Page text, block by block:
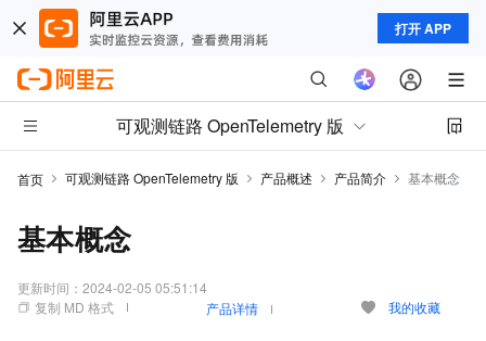
打开 APP
可观测链路 OpenTelemetry 版
首页 可观测链路 OpenTelemetry 版 产品概述 产品简介 基本概念
基本概念
更新时间： 2024-02-05 05:51:14
复制 MD 格式
产品详情 我的收藏